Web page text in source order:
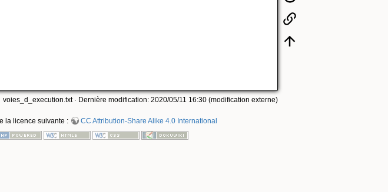
voies_d_execution.txt· Dernière modification: 2020/05/11 16:30 (modification externe)
la licence suivante : CC Attribution-Share Alike 4.0 International